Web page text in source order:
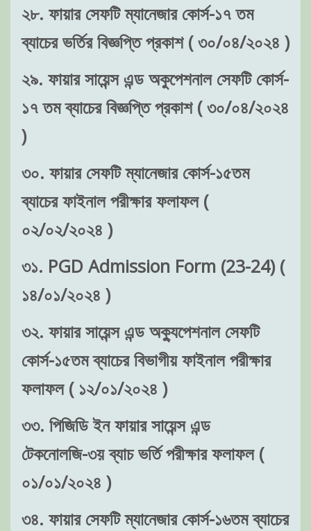
২৮. ফায়ার সেফটি ম্যানেজার কোর্স-১৭ তম
ব্যাচের ভর্তির বিজ্ঞপ্তি প্রকাশ ( ৩০/০৪/২০২৪ )
২৯. ফায়ার সায়েন্স এন্ড অকুপেশনাল সেফটি কোর্স-
১৭ তম ব্যাচের বিজ্ঞপ্তি প্রকাশ ( ৩০/০৪/২০২৪
)
৩০. ফায়ার সেফটি ম্যানেজার কোর্স-১৫তম
ব্যাচের ফাইনাল পরীক্ষার ফলাফল (
০২/০২/২০২৪ )
৩১. PGD Admission Form (23-24) (
১৪/০১/২০২৪ )
৩২. ফায়ার সায়েন্স এন্ড অক্যুপেশনাল সেফটি
কোর্স-১৫তম ব্যাচের বিভাগীয় ফাইনাল পরীক্ষার
ফলাফল ( ১২/০১/২০২৪ )
৩৩. পিজিডি ইন ফায়ার সায়েন্স এন্ড
টেকনোলজি-৩য় ব্যাচ ভর্তি পরীক্ষার ফলাফল (
০১/০১/২০২৪ )
৩৪. ফায়ার সেফটি ম্যানেজার কোর্স-১৬তম ব্যাচের